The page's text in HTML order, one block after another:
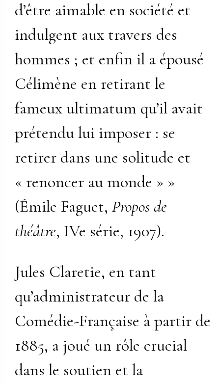
d’être aimable en société et
indulgent aux travers des
hommes ; et enfin il a épousé
Célimène en retirant le
fameux ultimatum qu’il avait
prétendu lui imposer : se
retirer dans une solitude et
« renoncer au monde » »
(Émile Faguet,Propos de
théâtre, IVe série, 1907).
Jules Claretie, en tant
qu’administrateur de la
Comédie-Française à partir de
1885, a joué un rôle crucial
dans le soutien et la